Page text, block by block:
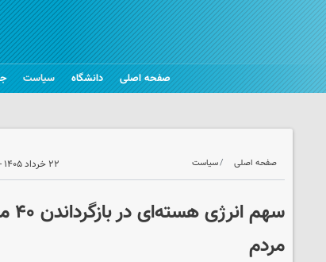
صفحه اصلی دانشگاه سیاست
صفحه اصلی سیاست ۲۲ خرداد ۱۴۰۵ - ۱۷:۴۰
مردم